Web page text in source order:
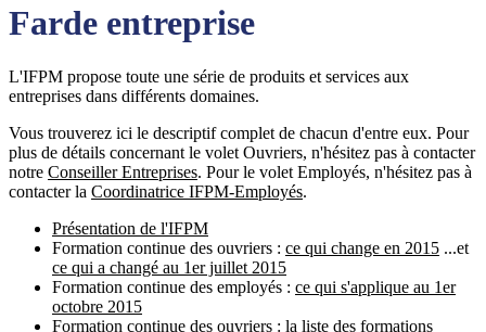
Farde entreprise
L'IFPM propose toute une série de produits et services aux
entreprises dans différents domaines.
Vous trouverez ici le descriptif complet de chacun d'entre eux. Pour
plus de détails concernant le volet Ouvriers, n'hésitez pas à contacter
notre Conseiller Entreprises. Pour le volet Employés, n'hésitez pas à
contacter la Coordinatrice IFPM-Employés.
Présentation de l'IFPM
Formation continue des ouvriers : ce qui change en 2015 ...et
ce qui a changé au 1er juillet 2015
Formation continue des employés : ce qui s'applique au 1er
octobre 2015
Formation continue des ouvriers : la liste des formations